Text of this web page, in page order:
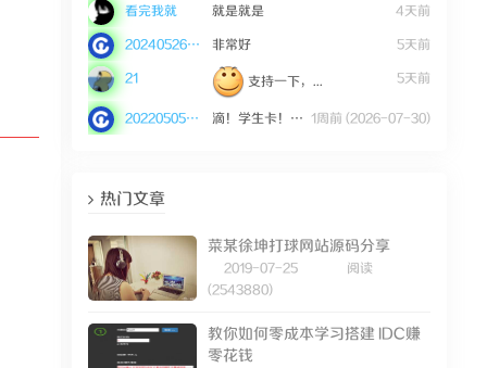
4天前
看完我就 就是就是
5天前
20240526mWZ36 非常好
5天前
21 支持一下，...
1周前 (2026-07-30)
20220505tEGK9 滴！学生卡！请上车的...
热门文章
菜某徐坤打球网站源码分享
2019-07-25
阅读
(2543880)
教你如何零成本学习搭建 IDC赚
零花钱